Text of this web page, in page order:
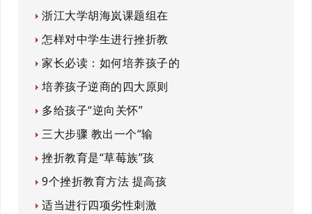
浙江大学胡海岚课题组在
怎样对中学生进行挫折教
家长必读：如何培养孩子的
培养孩子逆商的四大原则
多给孩子“逆向关怀”
三大步骤 教出一个“输
挫折教育是“草莓族”孩
9个挫折教育方法 提高孩
适当进行四项劣性刺激